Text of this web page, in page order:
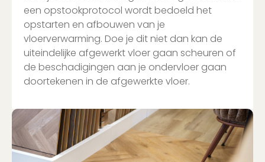
een opstookprotocol wordt bedoeld het
opstarten en afbouwen van je
vloerverwarming. Doe je dit niet dan kan de
uiteindelijke afgewerkt vloer gaan scheuren of
de beschadigingen aan je ondervloer gaan
doortekenen in de afgewerkte vloer.